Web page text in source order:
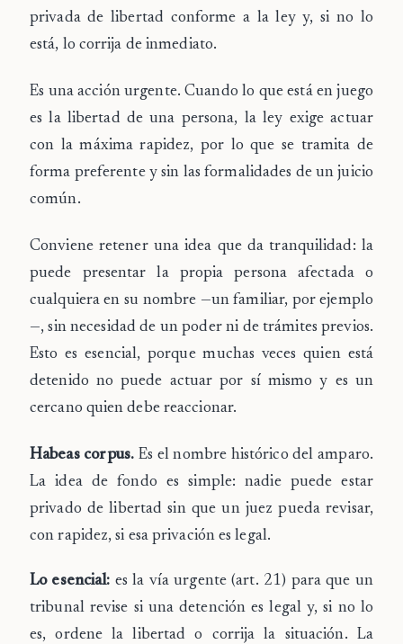
privada de libertad conforme a la ley y, si no lo
está, lo corrija de inmediato.
Es una acciónurgente. Cuando lo que está en juego
es la libertad de una persona, la ley exige actuar
con la máxima rapidez, por lo que se tramita de
forma preferente y sin las formalidades de un juicio
común.
Conviene retener una idea que da tranquilidad: la
puede presentarla propia persona afectada o
cualquiera en su nombre —un familiar, por ejemplo
—, sin necesidad de un poder ni de trámites previos.
Esto es esencial, porque muchas veces quien está
detenido no puede actuar por sí mismo y es un
cercano quien debe reaccionar.
Habeas corpus.Es el nombre histórico del amparo.
La idea de fondo es simple: nadie puede estar
privado de libertad sin que un juez pueda revisar,
con rapidez, si esa privación es legal.
Lo esencial: es la vía urgente (art. 21) para que un
tribunal revise si una detención es legal y, si no lo
es, ordene la libertad o corrija la situación. La